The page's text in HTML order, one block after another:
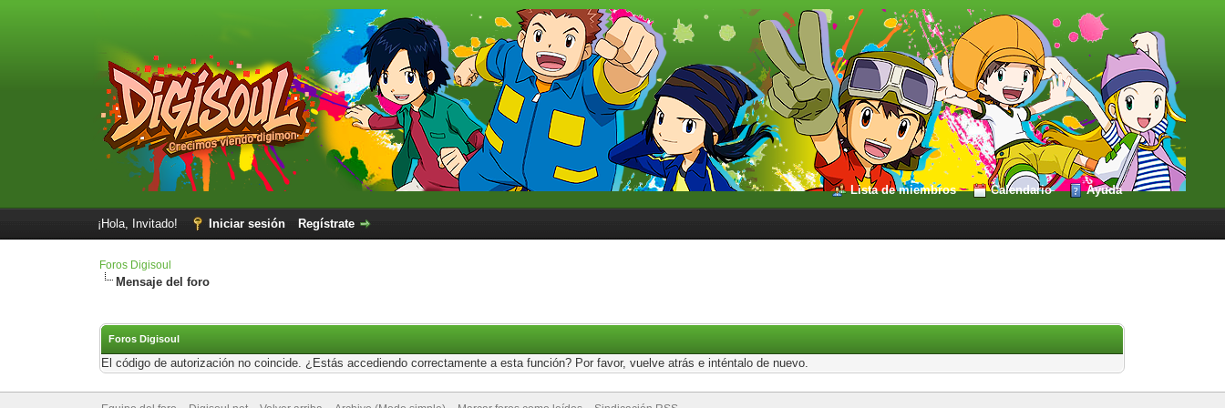
Lista de miembros Calendario Ayuda
¡Hola, Invitado! Iniciar sesión Regístrate
Foros Digisoul
Mensaje del foro
Foros Digisoul
El código de autorización no coincide. ¿Estás accediendo correctamente a esta función? Por favor, vuelve atrás e inténtalo de nuevo.